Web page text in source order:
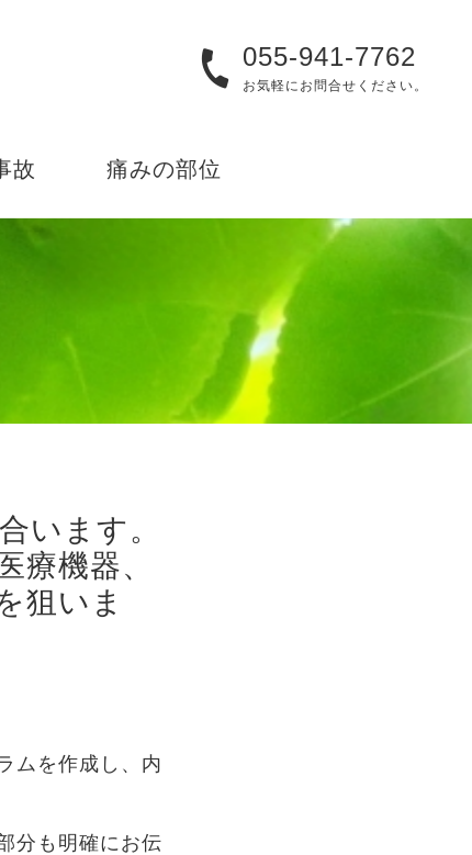
故 痛みの部位
肘・手
お尻
055-941-7762
お気軽にお問合せください。
います。
療機器、
狙いま
ムを作成し、内
分も明確にお伝